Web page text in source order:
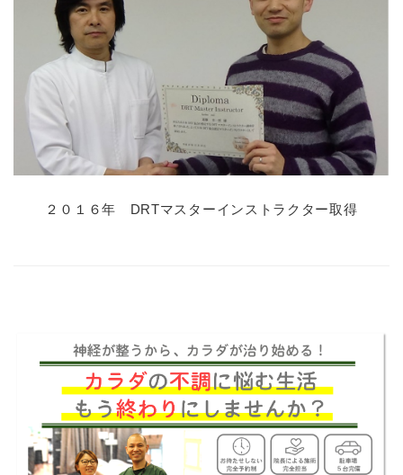
２０１６年 DRTマスターインストラクター取得